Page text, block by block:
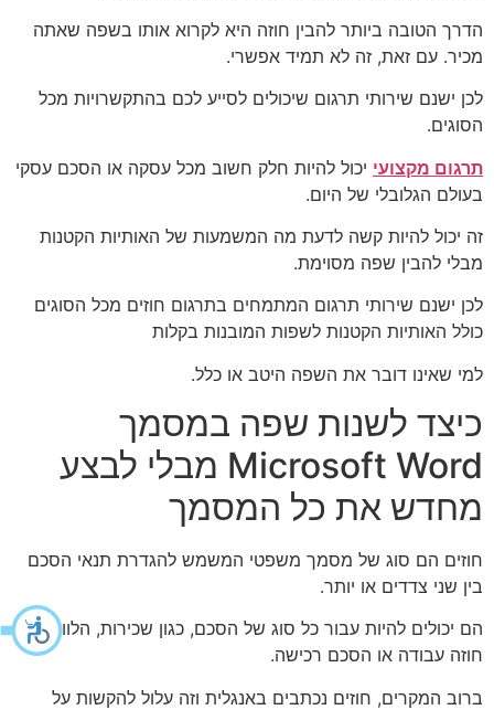
הדרך הטובה ביותר להבין חוזה היא לקרוא אותו בשפה שאתה
מכיר. עם זאת, זה לא תמיד אפשרי.
לכן ישנם שירותי תרגום שיכולים לסייע לכם בהתקשרויות מכל
הסוגים.
תרגום מקצועי יכול להיות חלק חשוב מכל עסקה או הסכם עסקי
בעולם הגלובלי של היום.
זה יכול להיות קשה לדעת מה המשמעות של האותיות הקטנות
מבלי להבין שפה מסוימת.
לכן ישנם שירותי תרגום המתמחים בתרגום חוזים מכל הסוגים
כולל האותיות הקטנות לשפות המובנות בקלות
למי שאינו דובר את השפה היטב או כלל.
כיצד לשנות שפה במסמך
Microsoft Word מבלי לבצע
מחדש את כל המסמך
חוזים הם סוג של מסמך משפטי המשמש להגדרת תנאי הסכם
בין שני צדדים או יותר.
הם יכולים להיות עבור כל סוג של הסכם, כגון שכירות, הלוואה,
חוזה עבודה או הסכם רכישה.
ברוב המקרים, חוזים נכתבים באנגלית וזה עלול להקשות על